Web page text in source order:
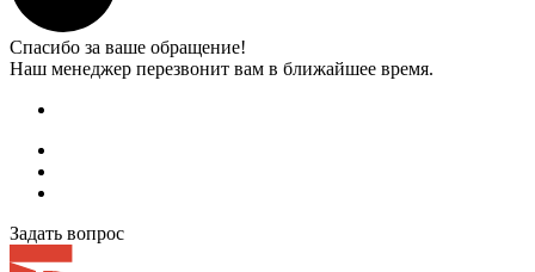
Спасибо за ваше обращение!
Наш менеджер перезвонит вам в ближайшее время.
Задать вопрос